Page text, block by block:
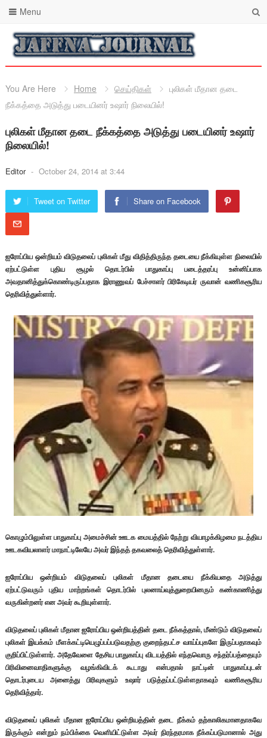
Menu
You Are Here Home செய்திகள்
புலிகள் மீதான தடை
நீக்கத்தை அடுத்து படையினர் உஷார் நிலையில்!
புலிகள் மீதான தடை நீக்கத்தை அடுத்து படையினர் உஷார்
நிலையில்!
Editor - October 24, 2014 at 3:44
Tweet on Twitter Share on Facebook
ஐரோப்பிய ஒன்றியம் விடுதலைப் புலிகள் மீது விதித்திருந்த தடையை நீக்கியுள்ள நிலையில்
ஏற்பட்டுள்ள புதிய சூழல் தொடர்பில் பாதுகாப்பு படைத்தரப்பு உன்னிப்பாக
அவதானித்துக்கொண்டிருப்பதாக இராணுவப் பேச்சாளர் பிரிகேடியர் ருவான் வணிகசூரிய
தெரிவித்துள்ளார்.
கொழும்பிலுள்ள பாதுகாப்பு அமைச்சின் ஊடக மையத்தில் நேற்று வியாழக்கிழமை நடத்திய
ஊடகவியலாளர் மாநாட்டிலேயே அவர் இந்தத் தகவலைத் தெரிவித்துள்ளார்.
ஐரோப்பிய ஒன்றியம் விடுதலைப் புலிகள் மீதான தடையை நீக்கியதை அடுத்து
ஏற்பட்டுவரும் புதிய மாற்றங்கள் தொடர்பில் புலனாய்வுத்துறையினரும் கண்காணித்து
வருகின்றனர் என அவர் கூறியுள்ளார்.
விடுதலைப் புலிகள் மீதான ஐரோப்பிய ஒன்றியத்தின் தடை நீக்கத்தால், மீண்டும் விடுதலைப்
புலிகள் இயக்கம் மீளக்கட்டியெழுப்பப்படுவதற்கு குறைந்தபட்ச வாய்ப்புகளே இருப்பதாகவும்
குறிப்பிட்டுள்ளார். அதேவேளை தேசிய பாதுகாப்பு விடயத்தில் எந்தவொரு சந்தர்ப்பத்தையும்
பிரிவினைவாதிகளுக்கு வழங்கிவிடக் கூடாது என்பதால் நாட்டின் பாதுகாப்புடன்
தொடர்புடைய அனைத்து பிரிவுகளும் உஷார் படுத்தப்பட்டுள்ளதாகவும் வணிகசூரிய
தெரிவித்தார்.
விடுதலைப் புலிகள் மீதான ஐரோப்பிய ஒன்றியத்தின் தடை நீக்கம் தற்காலிகமானதாகவே
இருக்கும் என்றும் நம்பிக்கை வெளியிட்டுள்ள அவர் நிரந்தரமாக நீக்கப்படுமானால் அது